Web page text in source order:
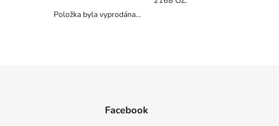
Položka byla vyprodána…
Facebook